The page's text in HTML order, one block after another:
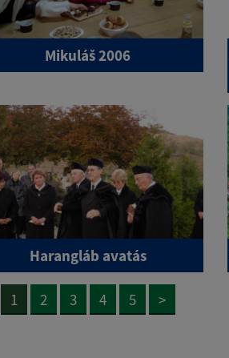
Mikuláš 2006
Harangláb avatás
1 2 3 4 5 >